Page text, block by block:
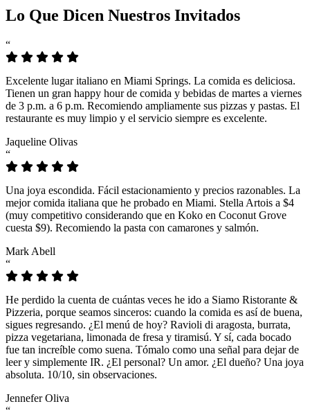
Lo Que Dicen Nuestros Invitados
“
Excelente lugar italiano en Miami Springs. La comida es deliciosa.
Tienen un gran happy hour de comida y bebidas de martes a viernes
de 3 p.m. a 6 p.m. Recomiendo ampliamente sus pizzas y pastas. El
restaurante es muy limpio y el servicio siempre es excelente.
Jaqueline Olivas
“
Una joya escondida. Fácil estacionamiento y precios razonables. La
mejor comida italiana que he probado en Miami. Stella Artois a $4
(muy competitivo considerando que en Koko en Coconut Grove
cuesta $9). Recomiendo la pasta con camarones y salmón.
Mark Abell
“
He perdido la cuenta de cuántas veces he ido a Siamo Ristorante &
Pizzeria, porque seamos sinceros: cuando la comida es así de buena,
sigues regresando. ¿El menú de hoy? Ravioli di aragosta, burrata,
pizza vegetariana, limonada de fresa y tiramisú. Y sí, cada bocado
fue tan increíble como suena. Tómalo como una señal para dejar de
leer y simplemente IR. ¿El personal? Un amor. ¿El dueño? Una joya
absoluta. 10/10, sin observaciones.
Jennefer Oliva
“